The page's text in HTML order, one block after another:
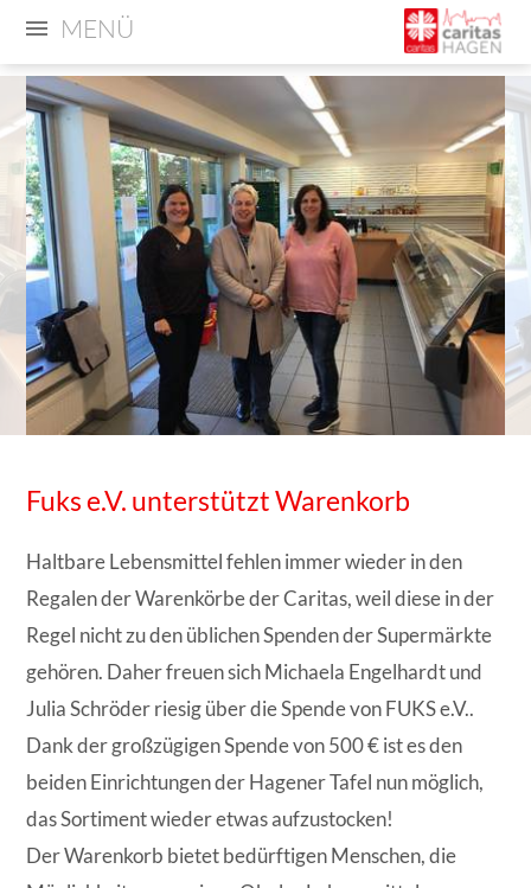
MENÜ
Fuks e.V. unterstützt Warenkorb
Haltbare Lebensmittel fehlen immer wieder in den
Regalen der Warenkörbe der Caritas, weil diese in der
Regel nicht zu den üblichen Spenden der Supermärkte
gehören. Daher freuen sich Michaela Engelhardt und
Julia Schröder riesig über die Spende von FUKS e.V..
Dank der großzügigen Spende von 500 € ist es den
beiden Einrichtungen der Hagener Tafel nun möglich,
das Sortiment wieder etwas aufzustocken!
Der Warenkorb bietet bedürftigen Menschen, die